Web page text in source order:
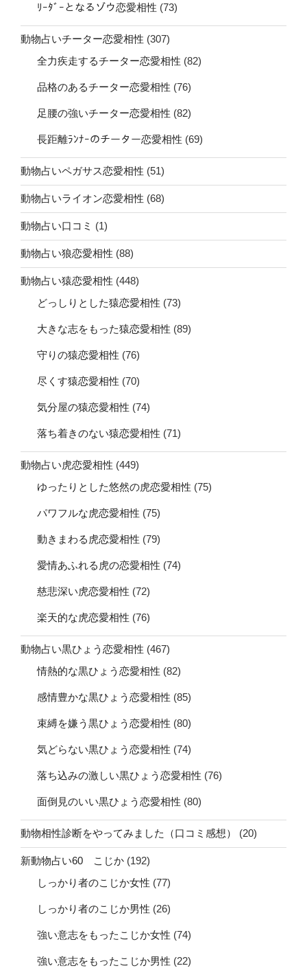
ﾘｰﾀﾞｰとなるゾウ恋愛相性 (73)
動物占いチーター恋愛相性 (307)
全力疾走するチーター恋愛相性 (82)
品格のあるチーター恋愛相性 (76)
足腰の強いチーター恋愛相性 (82)
長距離ﾗﾝﾅｰのチーター恋愛相性 (69)
動物占いペガサス恋愛相性 (51)
動物占いライオン恋愛相性 (68)
動物占い口コミ (1)
動物占い狼恋愛相性 (88)
動物占い猿恋愛相性 (448)
どっしりとした猿恋愛相性 (73)
大きな志をもった猿恋愛相性 (89)
守りの猿恋愛相性 (76)
尽くす猿恋愛相性 (70)
気分屋の猿恋愛相性 (74)
落ち着きのない猿恋愛相性 (71)
動物占い虎恋愛相性 (449)
ゆったりとした悠然の虎恋愛相性 (75)
パワフルな虎恋愛相性 (75)
動きまわる虎恋愛相性 (79)
愛情あふれる虎の恋愛相性 (74)
慈悲深い虎恋愛相性 (72)
楽天的な虎恋愛相性 (76)
動物占い黒ひょう恋愛相性 (467)
情熱的な黒ひょう恋愛相性 (82)
感情豊かな黒ひょう恋愛相性 (85)
束縛を嫌う黒ひょう恋愛相性 (80)
気どらない黒ひょう恋愛相性 (74)
落ち込みの激しい黒ひょう恋愛相性 (76)
面倒見のいい黒ひょう恋愛相性 (80)
動物相性診断をやってみました（口コミ感想） (20)
新動物占い60 こじか (192)
しっかり者のこじか女性 (77)
しっかり者のこじか男性 (26)
強い意志をもったこじか女性 (74)
強い意志をもったこじか男性 (22)